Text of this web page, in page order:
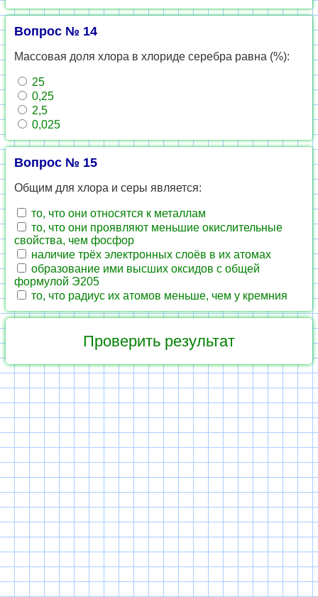
Вопрос № 14
Массовая доля хлора в хлориде серебра равна (%):
25
0,25
2,5
0,025
Вопрос № 15
Общим для хлора и серы является:
то, что они относятся к металлам
то, что они проявляют меньшие окислительные
свойства, чем фосфор
наличие трёх электронных слоёв в их атомах
образование ими высших оксидов с общей
формулой Э205
то, что радиус их атомов меньше, чем у кремния